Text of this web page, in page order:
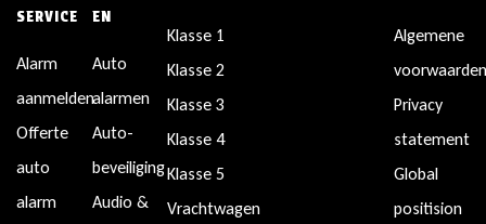
SERVICE
Alarm
aanmelden
Offerte
auto
alarm
EN
Auto
alarmen
Auto-
beveiliging
Audio &
Klasse 1
Klasse 2
Klasse 3
Klasse 4
Klasse 5
Vrachtwagen
Algemene
Privacy
statement
Global
positision